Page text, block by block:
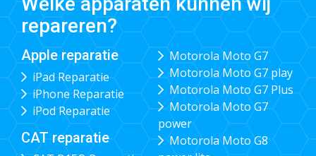
repareren?
Apple reparatie
iPad Reparatie
iPhone Reparatie
iPod Reparatie
CAT reparatie
Motorola Moto G7
Motorola Moto G7 play
Motorola Moto G7 Plus
Motorola Moto G7
power
Motorola Moto G8